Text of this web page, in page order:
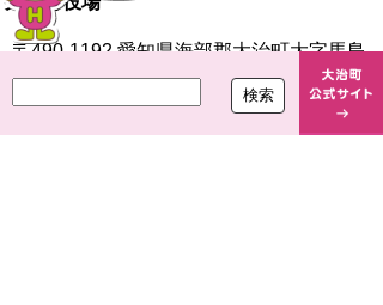
〒490-1192 愛知県海部郡大治町大字馬島
字大門西 1-1 TEL052-444-2711(代) FAX
052-443-4468
開庁時間 平日 午前8時30分～午後5時15分